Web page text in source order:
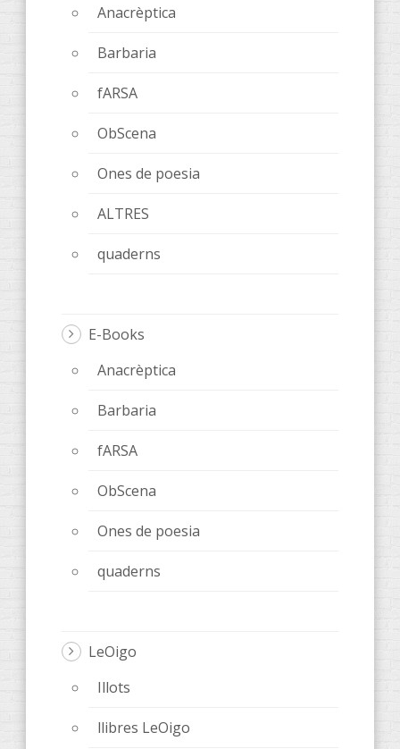
Anacrèptica
Barbaria
fARSA
ObScena
Ones de poesia
ALTRES
quaderns
E-Books
Anacrèptica
Barbaria
fARSA
ObScena
Ones de poesia
quaderns
LeOigo
Illots
llibres LeOigo